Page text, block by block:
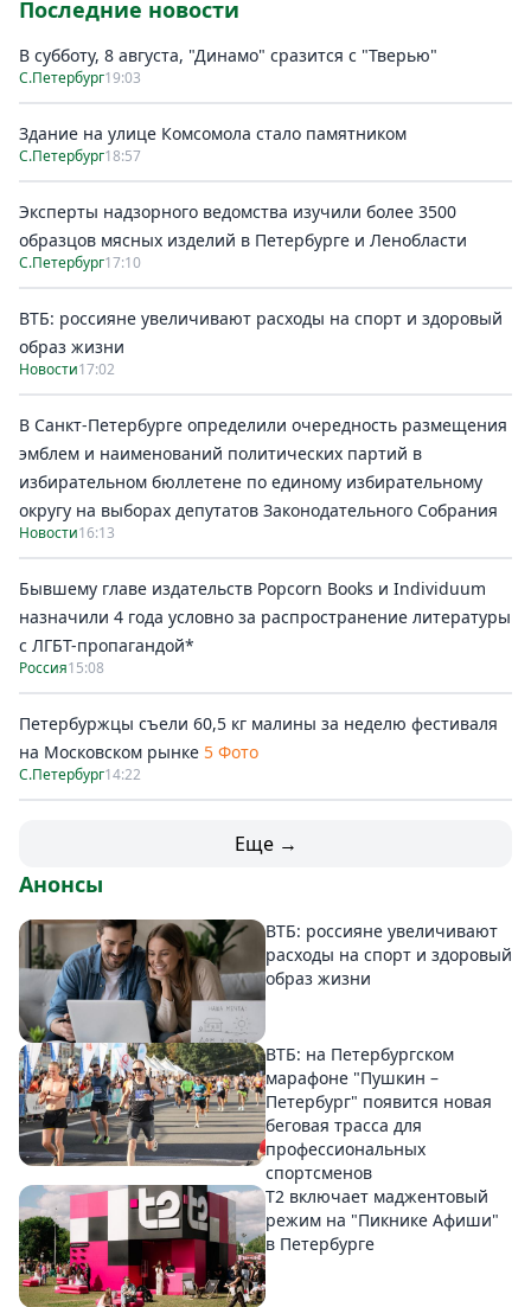
Последние новости
В субботу, 8 августа, "Динамо" сразится с "Тверью"
С.Петербург19:03
Здание на улице Комсомола стало памятником
С.Петербург18:57
Эксперты надзорного ведомства изучили более 3500
образцов мясных изделий в Петербурге и Ленобласти
С.Петербург17:10
ВТБ: россияне увеличивают расходы на спорт и здоровый
образ жизни
Новости17:02
В Санкт-Петербурге определили очередность размещения
эмблем и наименований политических партий в
избирательном бюллетене по единому избирательному
округу на выборах депутатов Законодательного Собрания
Новости16:13
Бывшему главе издательств Popcorn Books и Individuum
назначили 4 года условно за распространение литературы
с ЛГБТ-пропагандой*
Россия15:08
Петербуржцы съели 60,5 кг малины за неделю фестиваля
на Московском рынке 5 Фото
С.Петербург14:22
Еще →
Анонсы
ВТБ: россияне увеличивают
расходы на спорт и здоровый
образ жизни
ВТБ: на Петербургском
марафоне "Пушкин –
Петербург" появится новая
беговая трасса для
профессиональных
спортсменов
Т2 включает маджентовый
режим на "Пикнике Афиши"
в Петербурге